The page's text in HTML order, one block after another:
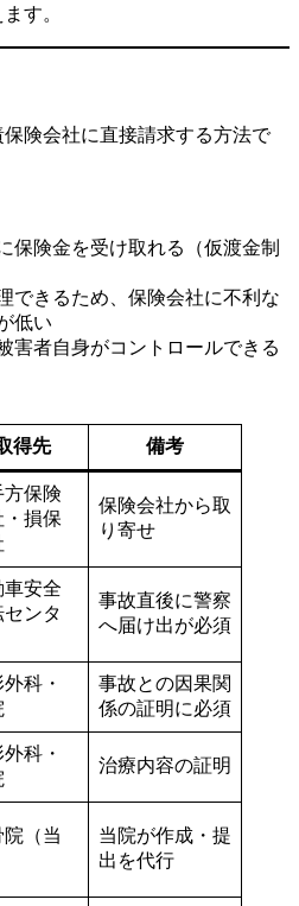
す。
険会社に直接請求する方法で
保険金を受け取れる（仮渡金制
できるため、保険会社に不利な
低い
害者自身がコントロールできる
得先 備考
方保険
・損保
保険会社から取
り寄せ
車安全
センタ
事故直後に警察
へ届け出が必須
科・
事故との因果関
係の証明に必須
科・
治療内容の証明
院（当
当院が作成・提
出を代行